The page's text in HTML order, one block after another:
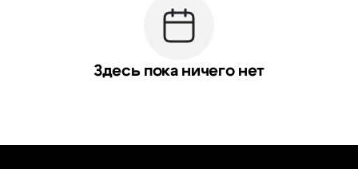
Здесь пока ничего нет